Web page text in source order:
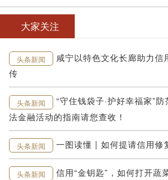
咸宁发布网络餐饮食品安全红黑榜
咸安推行小区“共管制” 三方联动强化
嘉鱼县纵深推进医保基金专项整治
咸安推行小区“共管制” 三方联动强化
大家关注
头条新闻
咸宁以特色文化长廊助力信
传
头条新闻
“守住钱袋子·护好幸福家”防
法金融活动的指南请您查收！
头条新闻 一图读懂 | 如何提请信用修
头条新闻
信用“金钥匙”，如何打开蔬